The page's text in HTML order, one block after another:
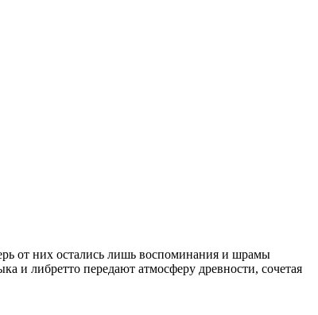
от них остались лишь воспоминания и шрамы
и либретто передают атмосферу древности, сочетая